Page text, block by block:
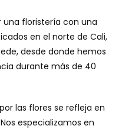
una floristería con una
en el norte de Cali,
desde donde hemos
durante más de 40
las flores se refleja en
especializamos en